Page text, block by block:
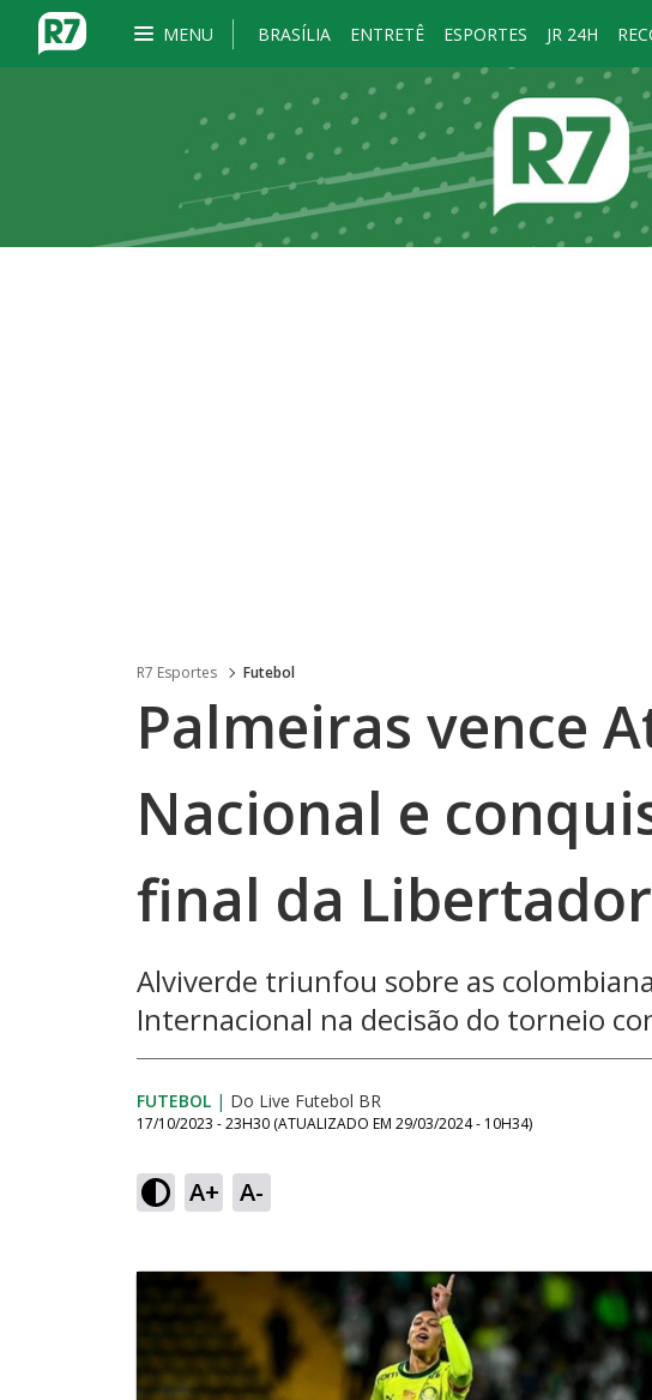
MENU BRASÍLIA ENTRETÊ ESPORTES JR 24H
R7 Esportes Futebol
Palmeiras vence
Nacional e
final da
Alviverde triunfou sobre as
Internacional na decisão do torneio
FUTEBOL | Do Live Futebol BR
17/10/2023 - 23H30 (ATUALIZADO EM 29/03/2024 - 10H34)
A+ A-